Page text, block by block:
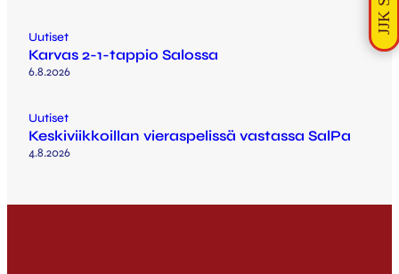
Uutiset
Karvas 2-1-tappio Salossa
6.8.2026
Uutiset
Keskiviikkoillan vieraspelissä vastassa SalPa
4.8.2026